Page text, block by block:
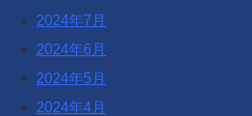
2024年7月
2024年6月
2024年5月
2024年4月